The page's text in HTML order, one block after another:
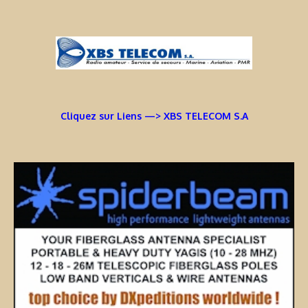
Cliquez sur Liens —> XBS TELECOM S.A